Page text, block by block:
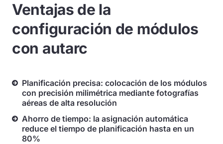
Ventajas de la
configuración de módulos
con autarc
Planificación precisa: colocación de los módulos
con precisión milimétrica mediante fotografías
aéreas de alta resolución
Ahorro de tiempo: la asignación automática
reduce el tiempo de planificación hasta en un
80%